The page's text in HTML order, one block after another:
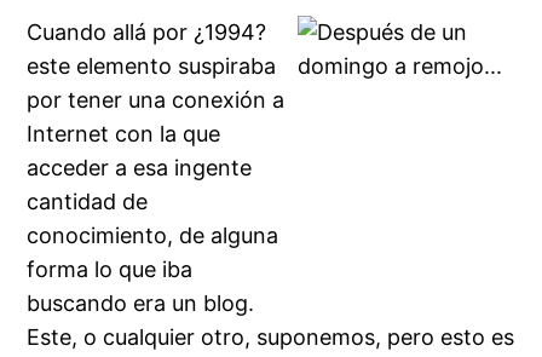
Cuando allá por ¿1994?
este elemento suspiraba
por tener una conexión a
Internet con la que
acceder a esa ingente
cantidad de
conocimiento, de alguna
forma lo que iba
buscando era un blog.
Este, o cualquier otro, suponemos, pero esto es